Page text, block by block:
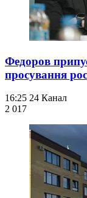
Федоров
просування
16:25 24 Канал
2 017